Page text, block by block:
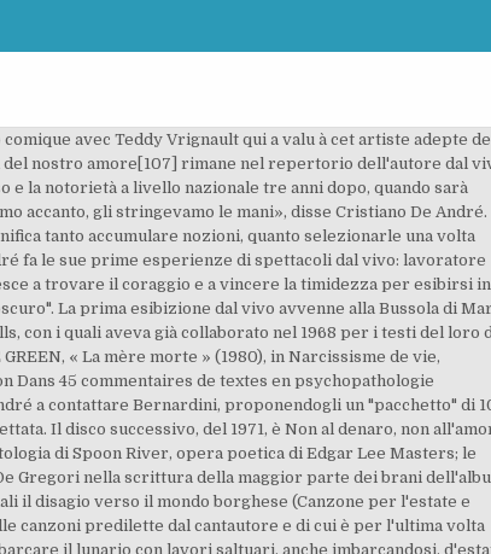
di Francesco Cevasco. Anche questo disco riscuote diverse critiche negative, come quella di Lello D'Argenzio, che sostiene che De André si sia adattato allo stile del collega De Gregori (presente soprattutto negli arrangiamenti musicali e in alcuni testi assai ricchi di metafore complesse, come Oceano e Dolce Luna), anche nel modo di cantare, anziché il contrario[128]. In questo periodo De André comincerà ad avere problemi legati all'abuso di alcool[50]. In realtà, l'attività politica di De André era limitata solo a sostenere economicamente, con l'abbonamento, e a finanziare talvolta, con donazioni, il periodico A/Rivista Anarchica, fondata nel 1971,[125] mentre nell'album Storia di un impiegato (1973) si trovano accuse al terrorismo, ritenuto dal cantautore completamente dannoso perché tendente a fortificare il potere e non ad abbatterlo[123]. C'est une bien triste nouvelle qu'a révélée Tiphaine Auzière, la fille de Brigitte Macron, dans Paris Match.Son père, André-Louis Auzière, a rendu l'âme à 68 ans, en décembre 2019, dans la discrétion la plus totale. Il 26 luglio 1997, Fernanda Pivano, scrittrice e traduttrice, tra l'altro, dell'Antologia di Spoon River, consegna a Fabrizio De André il Premio Lunezia per il valore letterario del testo di Smisurata preghiera, mettendo in imbarazzo il cantante presentandolo come "il più grande poeta in assoluto degli ultimi cinquant'anni in Italia", "quel dolce menestrello che per primo ci ha fatto le sue proposte di pacifismo, di non violenza, di anticonformismo", aggiungendo che "sempre di più sarebbe necessario che, invece di dire che Fabrizio è il Bob Dylan italiano, si dicesse che Bob Dylan è il Fabrizio americano". Insieme a Bruno Lauzi, Gino Paoli, Umberto Bindi e Luigi Tenco è uno degli esponenti della cosiddetta Scuola genovese, un nucleo di artisti che rinnovò profondamente la musica leggera italiana. Si era quindi, in piena lotta studentesca e le persone meno attente consideravano quel disco come anacronistico [...] E non avevano capito che La buona novella voleva essere un'allegoria: un paragone fra le istanze della rivolta del '68 e le istanze, spiritualmente più elevate ma simili da un punto di vista etico-sociale, innalzate da un signore, ben millenovecentosessantanove anni prima, contro gli abusi del potere, contro i soprusi della autorità, in nome di un egualitarismo e di una fratellanza universale. Guido Harari, Franz Di Cioccio (a cura di). Io mi compiacevo di bere, anche perché grazie all'alcool la fantasia viaggiava sbrigliatissima. Creuza de mä è oggi considerato di fatto una pietra angolare dell'allora nascente world music, nonché un caposaldo della musica etnica tutta. Nel 1962 nasce il figlio Cristiano. La mia religiosità non arriva a ricercare il principio, che tu voglia chiamarlo creatore, regolatore o caos non fa differenza. [135], Prima, durante e dopo il sequestro, alcuni giornali fanno uscire illazioni e falsità, talune che legano il rapimento perfino alle Brigate Rosse, a motivi personali (come un allontanamento volontario, causa mancanza di notizie e testimoni nei primi tempi), a uno sfondo politico. «Nel 1969 tornai da Casetta e gli sottoposi un'altra idea, che avevo intenzione di realizzare con Duilio Del Prete: un disco basato sui Vangeli apocrifi...lui, che era un grande discografico, di buon fiuto, mi ascoltò con attenzione e alla fine disse: "Ma scusi, perché questa idea non la propone a Fabrizio De André? Dopo un concerto a Roccella Ionica, nell’agosto del 1998, Faber iniziò ad accusare alcuni problemi al torace e alla schiena. È lo stesso De André a descrivere il loro primo incontro avvenuto nel 1948 in una frazione di Cortina d'Ampezzo: «L'ho incontrato per la prima volta a Pocol, sopra Cortina; io ero un ragazzino incazzato che parlava sporco; gli piacevo perché ero tormentato, inquieto e lui lo era altrettanto, solo che era più controllato, forse perc